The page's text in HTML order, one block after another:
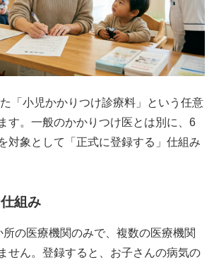
「小児かかりつけ診療料」という任意
す。一般のかかりつけ医とは別に、6
対象として「正式に登録する」仕組み
組み
の医療機関のみで、複数の医療機関
せん。登録すると、お子さんの病気の